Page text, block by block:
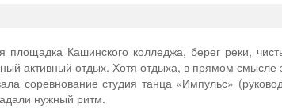
площадка Кашинского колледжа, берег реки,
активный отдых. Хотя отдыха, в прямом смысле
соревнование студия танца «Импульс»
нужный ритм.